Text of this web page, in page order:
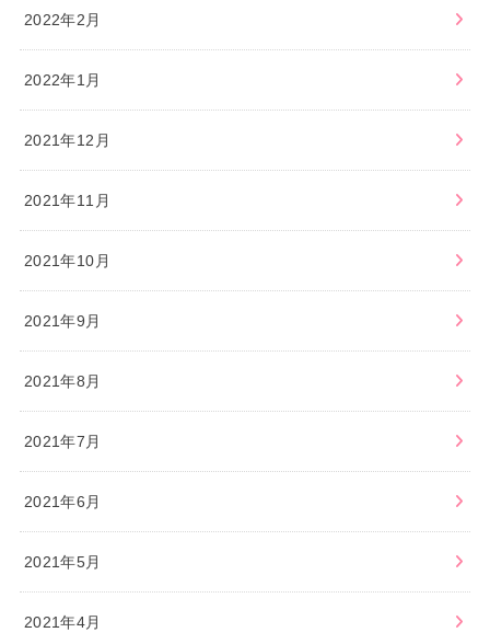
2022年2月
2022年1月
2021年12月
2021年11月
2021年10月
2021年9月
2021年8月
2021年7月
2021年6月
2021年5月
2021年4月